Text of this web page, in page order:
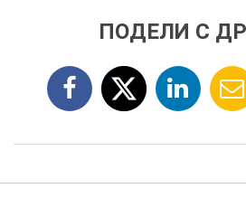
ПОДЕЛИ С